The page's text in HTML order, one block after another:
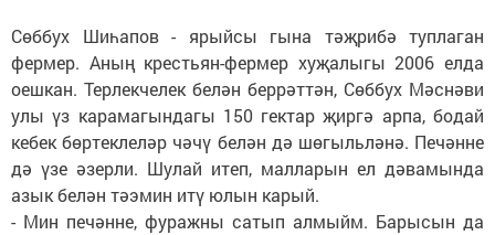
Сөббух Шиһапов - ярыйсы гына тәҗрибә туплаган
фермер. Аның крестьян-фермер хуҗалыгы 2006 елда
оешкан. Терлекчелек белән беррәттән, Сөббух Мәснәви
улы үз карамагындагы 150 гектар җиргә арпа, бодай
кебек бөртеклеләр чәчү белән дә шөгыльләнә. Печәнне
дә үзе әзерли. Шулай итеп, малларын ел дәвамында
азык белән тәэмин итү юлын карый.
- Мин печәнне, фуражны сатып алмыйм. Барысын да